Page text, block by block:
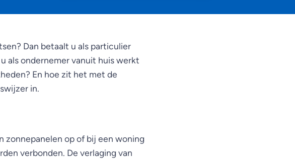
Dan betaalt u als particulier
als ondernemer vanuit huis werkt
En hoe zit het met de
in.
zonnepanelen op of bij een woning
verbonden. De verlaging van